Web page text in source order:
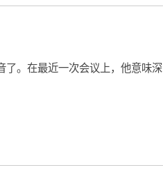
。在最近一次会议上，他意味深